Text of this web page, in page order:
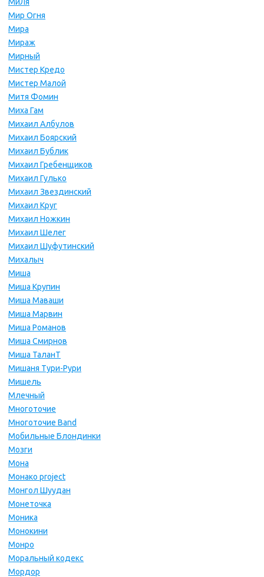
Мир Огня
Мира
Мираж
Мирный
Мистер Кредо
Мистер Малой
Митя Фомин
Миха Гам
Михаил Албулов
Михаил Боярский
Михаил Бублик
Михаил Гребенщиков
Михаил Гулько
Михаил Звездинский
Михаил Круг
Михаил Ножкин
Михаил Шелег
Михаил Шуфутинский
Михалыч
Миша
Миша Крупин
Миша Маваши
Миша Марвин
Миша Романов
Миша Смирнов
Миша ТаланТ
Мишаня Тури-Рури
Мишель
Млечный
Многоточие
Многоточие Band
Мобильные Блондинки
Мозги
Мона
Монако project
Монгол Шуудан
Монеточка
Моника
Монокини
Монро
Моральный кодекс
Мордор